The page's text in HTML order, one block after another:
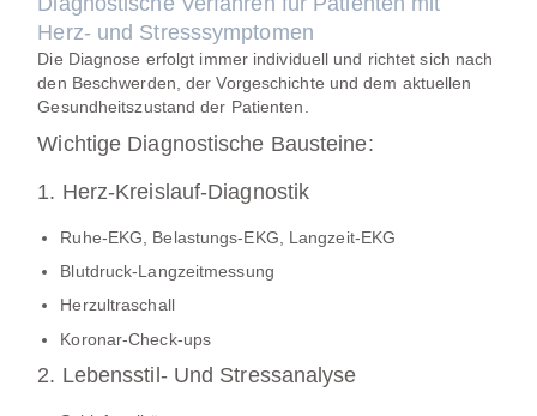
Herz- und Stresssymptomen
Die Diagnose erfolgt immer individuell und richtet sich nach
den Beschwerden, der Vorgeschichte und dem aktuellen
Gesundheitszustand der Patienten.
Wichtige Diagnostische Bausteine:
1. Herz-Kreislauf-Diagnostik
Ruhe-EKG, Belastungs-EKG, Langzeit-EKG
Blutdruck-Langzeitmessung
Herzultraschall
Koronar-Check-ups
2. Lebensstil- Und Stressanalyse